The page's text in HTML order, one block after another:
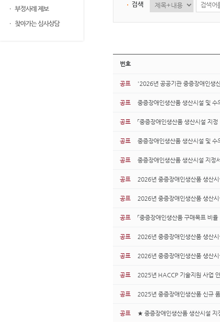
부정사례 제보
찾아가는 심사상담
검색
번호
공표 '2026년 공공기관 중증장애인생
공표 중증장애인생산품 생산시설 및
공표 「중증장애인생산품 생산시설 지
공표 중증장애인생산품 생산시설 및
공표 중증장애인생산품 생산시설 지정
공표 2026년 중증장애인생산품 생산
공표 2026년 중증장애인생산품 생산
공표 「중증장애인생산품 구매목표 비
공표 2026년 중증장애인생산품 생산
공표 2026년 중증장애인생산품 생산
공표 2025년 HACCP 기술지원 사업
공표 2025년 중증장애인생산품 신규
공표 ★ 중증장애인생산품 생산시설